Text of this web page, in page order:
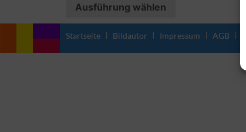
Ausführung wählen
Startseite Bildautor Impressum AGB